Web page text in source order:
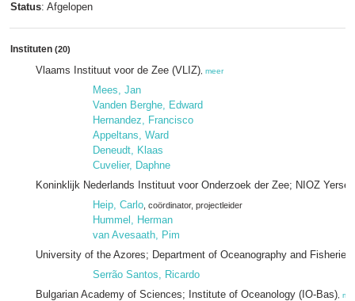
Status: Afgelopen
Instituten (20)
Vlaams Instituut voor de Zee (VLIZ) meer
Mees, Jan
Vanden Berghe, Edward
Hernandez, Francisco
Appeltans, Ward
Deneudt, Klaas
Cuvelier, Daphne
Koninklijk Nederlands Instituut voor Onderzoek der Zee; NIOZ
Heip, Carlo , coördinator, projectleider
Hummel, Herman
van Avesaath, Pim
University of the Azores; Department of Oceanography and Fisheries
Serrão Santos, Ricardo
Bulgarian Academy of Sciences; Institute of Oceanology (IO-Bas)